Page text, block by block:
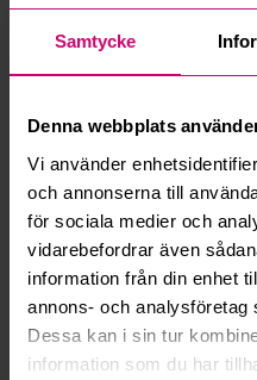
Samtycke
Denna webbplats
Vi använder
och annonserna till
för sociala medier och
vidarebefordrar även
information från din enhet
annons- och analysföretag
Dessa kan i sin tur
information som du har
Vinkelslip och Sekatör
Makita
750 kr · 10 bud